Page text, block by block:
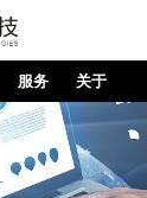
服务 关于